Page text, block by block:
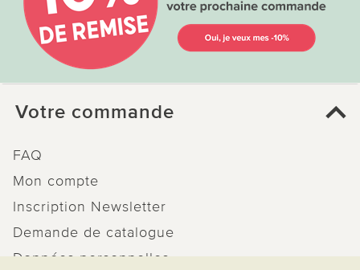
Votre commande
FAQ
Mon compte
Inscription Newsletter
Demande de catalogue
Données personnelles